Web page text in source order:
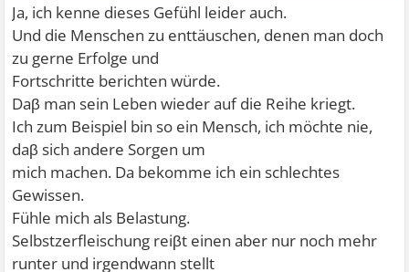
Ja, ich kenne dieses Gefühl leider auch.
Und die Menschen zu enttäuschen, denen man doch
zu gerne Erfolge und
Fortschritte berichten würde.
Daβ man sein Leben wieder auf die Reihe kriegt.
Ich zum Beispiel bin so ein Mensch, ich möchte nie,
daβ sich andere Sorgen um
mich machen. Da bekomme ich ein schlechtes
Gewissen.
Fühle mich als Belastung.
Selbstzerfleischung reiβt einen aber nur noch mehr
runter und irgendwann stellt